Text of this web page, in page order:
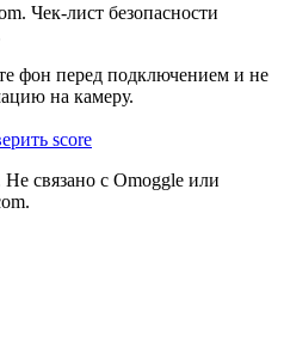
Чек-лист безопасности
фон перед подключением и не
на камеру.
score
связано с Omoggle или